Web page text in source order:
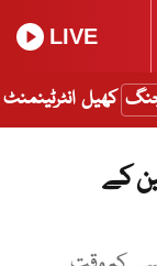
LIVE
جنگ کھیل انٹرٹینمنٹ
کے